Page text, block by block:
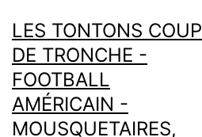
au
contenu
LES TONTONS COUP
DE TRONCHE -
FOOTBALL
AMÉRICAIN -
MOUSQUETAIRES,